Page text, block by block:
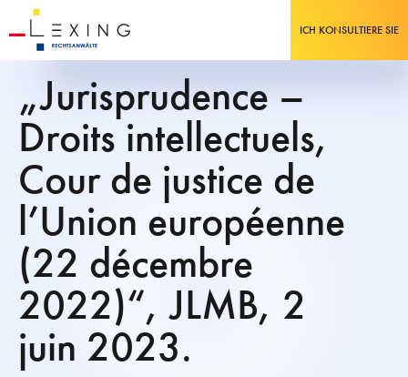
ICH KONSULTIERE SIE
„Jurisprudence –
Droits intellectuels,
Cour de justice de
l’Union européenne
(22 décembre
2022)“, JLMB, 2
juin 2023.